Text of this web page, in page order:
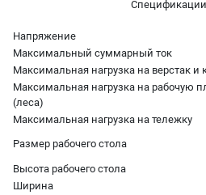
Спецификации
Напряжение
Максимальный суммарный ток
Максимальная нагрузка на верстак и
Максимальная нагрузка на рабочую
(леса)
Максимальная нагрузка на тележку
Размер рабочего стола
Высота рабочего стола
Ширина